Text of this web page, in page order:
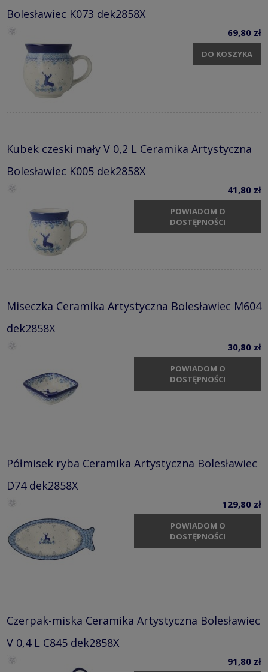
Bolesławiec K073 dek2858X
69,80 zł
DO KOSZYKA
Kubek czeski mały V 0,2 L Ceramika Artystyczna
Bolesławiec K005 dek2858X
41,80 zł
POWIADOM O
DOSTĘPNOŚCI
Miseczka Ceramika Artystyczna Bolesławiec M604
dek2858X
30,80 zł
POWIADOM O
DOSTĘPNOŚCI
Półmisek ryba Ceramika Artystyczna Bolesławiec
D74 dek2858X
129,80 zł
POWIADOM O
DOSTĘPNOŚCI
Czerpak-miska Ceramika Artystyczna Bolesławiec
V 0,4 L C845 dek2858X
91,80 zł